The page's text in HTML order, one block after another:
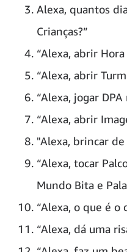
Alexa, quantos
Crianças?”
“Alexa, abrir
“Alexa, abrir
“Alexa, jogar DPA
“Alexa, abrir
"Alexa, brincar
“Alexa, tocar
Mundo Bita e
“Alexa, o que é o
“Alexa, dá uma